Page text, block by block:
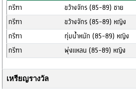
กรีฑา
ขว้างจักร (85-89) ชาย
กรีฑา
ขว้างจักร (85-89) หญิง
กรีฑา
ทุ่มน้ำหนัก (85-89) หญิง
กรีฑา
พุ่งแหลน (85-89) หญิง
เหรียญรางวัล